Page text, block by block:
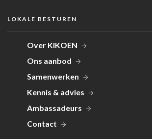
LOKALE BESTUREN
Over KIKOEN
Ons aanbod
Samenwerken
Kennis & advies
Ambassadeurs
Contact